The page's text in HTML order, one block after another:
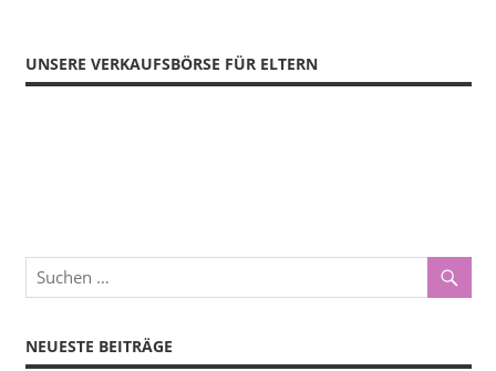
UNSERE VERKAUFSBÖRSE FÜR ELTERN
NEUESTE BEITRÄGE